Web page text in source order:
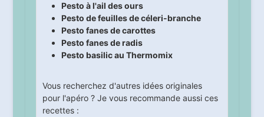
Pesto à l'ail des ours
Pesto de feuilles de céleri-branche
Pesto fanes de carottes
Pesto fanes de radis
Pesto basilic au Thermomix
Vous recherchez d'autres idées originales
pour l'apéro ? Je vous recommande aussi ces
recettes :